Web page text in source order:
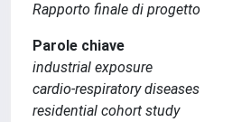
Rapporto finale di progetto
Parole chiave
industrial exposure
cardio-respiratory diseases
residential cohort study